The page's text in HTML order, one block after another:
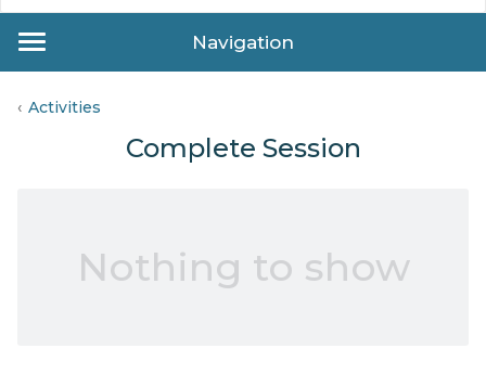
Navigation
Activities
Complete Session
Nothing to show